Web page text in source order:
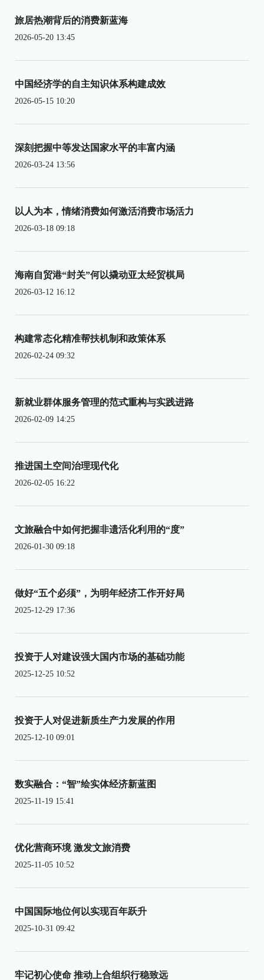
旅居热潮背后的消费新蓝海
2026-05-20 13:45
中国经济学的自主知识体系构建成效
2026-05-15 10:20
深刻把握中等发达国家水平的丰富内涵
2026-03-24 13:56
以人为本，情绪消费如何激活消费市场活力
2026-03-18 09:18
海南自贸港“封关”何以撬动亚太经贸棋局
2026-03-12 16:12
构建常态化精准帮扶机制和政策体系
2026-02-24 09:32
新就业群体服务管理的范式重构与实践进路
2026-02-09 14:25
推进国土空间治理现代化
2026-02-05 16:22
文旅融合中如何把握非遗活化利用的“度”
2026-01-30 09:18
做好“五个必须”，为明年经济工作开好局
2025-12-29 17:36
投资于人对建设强大国内市场的基础功能
2025-12-25 10:52
投资于人对促进新质生产力发展的作用
2025-12-10 09:01
数实融合：“智”绘实体经济新蓝图
2025-11-19 15:41
优化营商环境 激发文旅消费
2025-11-05 10:52
中国国际地位何以实现百年跃升
2025-10-31 09:42
牢记初心使命 推动上合组织行稳致远